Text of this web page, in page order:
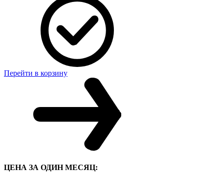
Перейти в корзину
ЦЕНА ЗА ОДИН МЕСЯЦ: